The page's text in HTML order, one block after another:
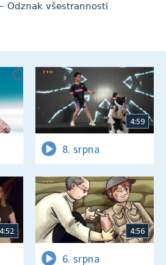
Odznak všestrannosti
4:59
8. srpna
4:52 4:56
6. srpna